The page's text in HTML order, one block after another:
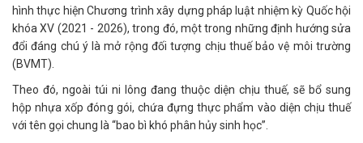
hình thực hiện Chương trình xây dựng pháp luật nhiệm kỳ Quốc hội
khóa XV (2021 - 2026), trong đó, một trong những định hướng sửa
đổi đáng chú ý là mở rộng đối tượng chịu thuế bảo vệ môi trường
(BVMT).
Theo đó, ngoài túi ni lông đang thuộc diện chịu thuế, sẽ bổ sung
hộp nhựa xốp đóng gói, chứa đựng thực phẩm vào diện chịu thuế
với tên gọi chung là “bao bì khó phân hủy sinh học”.